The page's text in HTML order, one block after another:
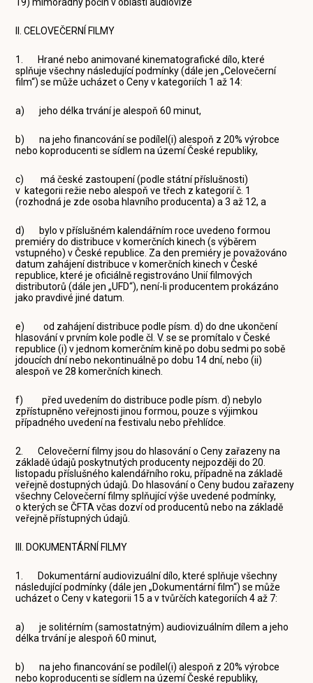
19) mimořádný počin v oblasti audiovize
II. CELOVEČERNÍ FILMY
1. Hrané nebo animované kinematografické dílo, které
splňuje všechny následující podmínky (dále jen „Celovečerní
film“) se může ucházet o Ceny v kategoriích 1 až 14:
a) jeho délka trvání je alespoň 60 minut,
b) na jeho financování se podílel(i) alespoň z 20% výrobce
nebo koproducenti se sídlem na území České republiky,
c) má české zastoupení (podle státní příslušnosti)
v kategorii režie nebo alespoň ve třech z kategorií č. 1
(rozhodná je zde osoba hlavního producenta) a 3 až 12, a
d) bylo v příslušném kalendářním roce uvedeno formou
premiéry do distribuce v komerčních kinech (s výběrem
vstupného) v České republice. Za den premiéry je považováno
datum zahájení distribuce v komerčních kinech v České
republice, které je oficiálně registrováno Unií filmových
distributorů (dále jen „UFD“), není-li producentem prokázáno
jako pravdivé jiné datum.
e) od zahájení distribuce podle písm. d) do dne ukončení
hlasování v prvním kole podle čl. V. se se promítalo v České
republice (i) v jednom komerčním kině po dobu sedmi po sobě
jdoucích dní nebo nekontinuálně po dobu 14 dní, nebo (ii)
alespoň ve 28 komerčních kinech.
f) před uvedením do distribuce podle písm. d) nebylo
zpřístupněno veřejnosti jinou formou, pouze s výjimkou
případného uvedení na festivalu nebo přehlídce.
2. Celovečerní filmy jsou do hlasování o Ceny zařazeny na
základě údajů poskytnutých producenty nejpozději do 20.
listopadu příslušného kalendářního roku, případně na základě
veřejně dostupných údajů. Do hlasování o Ceny budou zařazeny
všechny Celovečerní filmy splňující výše uvedené podmínky,
o kterých se ČFTA včas dozví od producentů nebo na základě
veřejně přístupných údajů.
III. DOKUMENTÁRNÍ FILMY
1. Dokumentární audiovizuální dílo, které splňuje všechny
následující podmínky (dále jen „Dokumentární film“) se může
ucházet o Ceny v kategorii 15 a v tvůrčích kategoriích 4 až 7:
a) je solitérním (samostatným) audiovizuálním dílem a jeho
délka trvání je alespoň 60 minut,
b) na jeho financování se podílel(i) alespoň z 20% výrobce
nebo koproducenti se sídlem na území České republiky,